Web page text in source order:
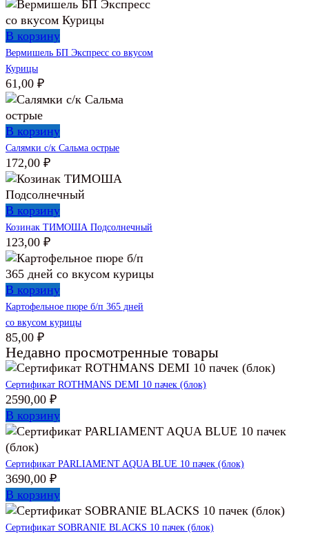
В корзину
Вермишель БП Экспресс со вкусом
Курицы
61,00 ₽
В корзину
Салямки с/к Сальма острые
172,00 ₽
В корзину
Козинак ТИМОША Подсолнечный
123,00 ₽
В корзину
Картофельное пюре б/п 365 дней
со вкусом курицы
85,00 ₽
Недавно просмотренные товары
Сертификат ROTHMANS DEMI 10 пачек (блок)
2590,00 ₽
В корзину
Сертификат PARLIAMENT AQUA BLUE 10 пачек (блок)
3690,00 ₽
В корзину
Сертификат SOBRANIE BLACKS 10 пачек (блок)